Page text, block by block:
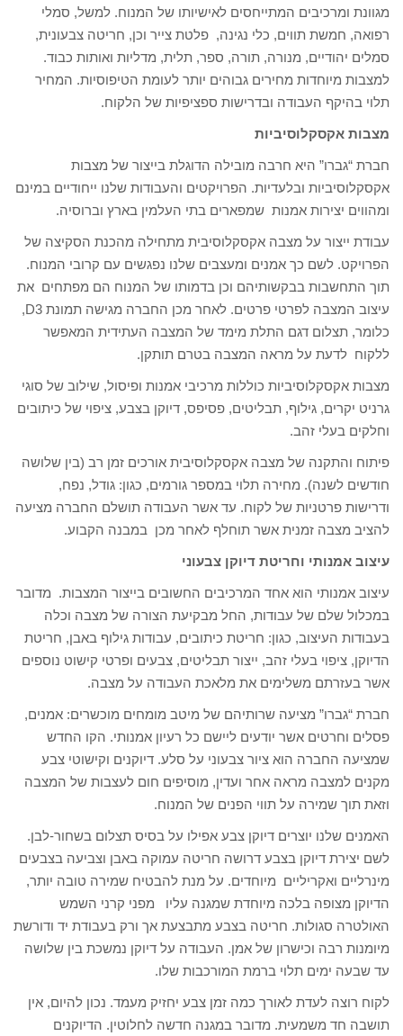
מגוונת ומרכיבים המתייחסים לאישיותו של המנוח. למשל, סמלי
רפואה, חמשת תווים, כלי נגינה, פלטת צייר וכן, חריטה צבעונית,
סמלים יהודיים, מנורה, תורה, ספר, תלית, מדליות ואותות כבוד.
למצבות מיוחדות מחירים גבוהים יותר לעומת הטיפוסיות. המחיר
תלוי בהיקף העבודה ובדרישות ספציפיות של הלקוח.
מצבות אקסקלוסיביות
חברת “גברו” היא חרבה מובילה הדוגלת בייצור של מצבות
אקסקלוסיביות ובלעדיות. הפרויקטים והעבודות שלנו ייחודיים במינם
ומהווים יצירות אמנות שמפארים בתי העלמין בארץ וברוסיה.
עבודת ייצור על מצבה אקסקלוסיבית מתחילה מהכנת הסקיצה של
הפרויקט. לשם כך אמנים ומעצבים שלנו נפגשים עם קרובי המנוח.
תוך התחשבות בבקשותיהם וכן בדמותו של המנוח הם מפתחים את
עיצוב המצבה לפרטי פרטים. לאחר מכן החברה מגישה תמונת D3,
כלומר, תצלום דגם התלת מימד של המצבה העתידית המאפשר
ללקוח לדעת על מראה המצבה בטרם תותקן.
מצבות אקסקלוסיביות כוללות מרכיבי אמנות ופיסול, שילוב של סוגי
גרניט יקרים, גילוף, תבליטים, פסיפס, דיוקן בצבע, ציפוי של כיתובים
וחלקים בעלי זהב.
פיתוח והתקנה של מצבה אקסקלוסיבית אורכים זמן רב (בין שלושה
חודשים לשנה). מחירה תלוי במספר גורמים, כגון: גודל, נפח,
ודרישות פרטניות של לקוח. עד אשר העבודה תושלם החברה מציעה
להציב מצבה זמנית אשר תוחלף לאחר מכן במבנה הקבוע.
עיצוב אמנותי וחריטת דיוקן צבעוני
עיצוב אמנותי הוא אחד המרכיבים החשובים בייצור המצבות. מדובר
במכלול שלם של עבודות, החל מבקיעת הצורה של מצבה וכלה
בעבודות העיצוב, כגון: חריטת כיתובים, עבודות גילוף באבן, חריטת
הדיוקן, ציפוי בעלי זהב, ייצור תבליטים, צבעים ופרטי קישוט נוספים
אשר בעזרתם משלימים את מלאכת העבודה על מצבה.
חברת “גברו” מציעה שרותיהם של מיטב מומחים מוכשרים: אמנים,
פסלים וחרטים אשר יודעים ליישם כל רעיון אמנותי. הקו החדש
שמציעה החברה הוא ציור צבעוני על סלע. דיוקנים וקישוטי צבע
מקנים למצבה מראה אחר ועדין, מוסיפים חום לעצבות של המצבה
וזאת תוך שמירה על תווי הפנים של המנוח.
האמנים שלנו יוצרים דיוקן צבע אפילו על בסיס תצלום בשחור-לבן.
לשם יצירת דיוקן בצבע דרושה חריטה עמוקה באבן וצביעה בצבעים
מינרליים ואקריליים מיוחדים. על מנת להבטיח שמירה טובה יותר,
הדיוקן מצופה בלכה מיוחדת שמגנה עליו מפני קרני השמש
האולטרה סגולות. חריטה בצבע מתבצעת אך ורק בעבודת יד ודורשת
מיומנות רבה וכישרון של אמן. העבודה על דיוקן נמשכת בין שלושה
עד שבעה ימים תלוי ברמת המורכבות שלו.
לקוח רוצה לעדת לאורך כמה זמן צבע יחזיק מעמד. נכון להיום, אין
תושבה חד משמעית. מדובר במגנה חדשה לחלוטין. הדיוקנים